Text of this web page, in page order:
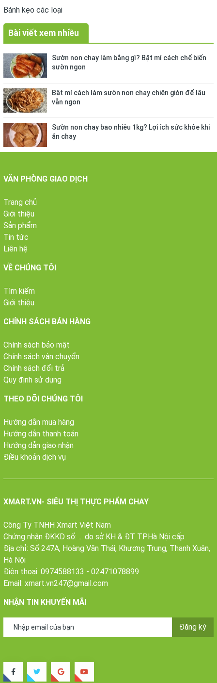
Bánh kẹo các loại
Bài viết xem nhiều
Sườn non chay làm bằng gì? Bật mí cách chế biến
sườn ngon
Bật mí cách làm sườn non chay chiên giòn để lâu
vẫn ngon
Sườn non chay bao nhiêu 1kg? Lợi ích sức khỏe khi
ăn chay
VĂN PHÒNG GIAO DỊCH
Trang chủ
Giới thiệu
Sản phẩm
Tin tức
Liên hệ
VỀ CHÚNG TÔI
Tìm kiếm
Giới thiệu
CHÍNH SÁCH BÁN HÀNG
Chính sách bảo mật
Chính sách vận chuyển
Chính sách đổi trả
Quy định sử dụng
THEO DÕI CHÚNG TÔI
Hướng dẫn mua hàng
Hướng dẫn thanh toán
Hướng dẫn giao nhận
Điều khoản dịch vụ
XMART.VN- SIÊU THỊ THỰC PHẨM CHAY
Công Ty TNHH Xmart Việt Nam
Chứng nhận ĐKKD số: ... do sở KH & ĐT TP.Hà Nội cấp
Địa chỉ: Số 247A, Hoàng Văn Thái, Khương Trung, Thanh Xuân,
Hà Nội
Điện thoại: 0974588133 - 02471078899
Email: xmart.vn247@gmail.com
NHẬN TIN KHUYẾN MÃI
Đăng ký